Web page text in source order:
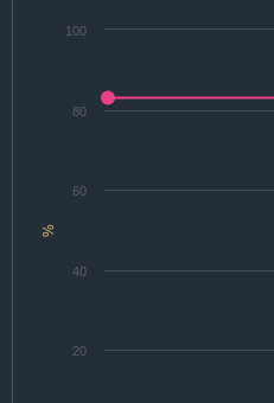
%
20
40
60
80
100